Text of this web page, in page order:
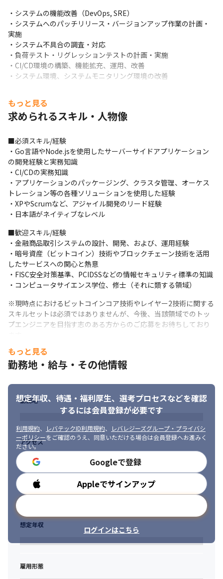
・システムの機能改善（DevOps, SRE）
・システムへのパッチリリース・バージョンアップ作業の計画・
実施
・システム不具合の調査・対応
・負荷テスト・リグレッションテストの計画・実施
・CI/CD環境の構築、機能拡充、運用、改善
・システム環境、システムモニタリング環境の改善
親会社デジタルガレージとの連携はもちろんのこと、テック系ス
タートアップや大学等の研究機関との協力で発足した「DG
ロジーを生かした事業開発を行っています。ちなみに、DG Labに
は、世界で数十名しかいないBitcoin Core Contributorが複数名
在籍しています。
もっと見る
求められるスキル・人物像
■必須スキル/経験
・Go言語やNode.jsを使用したサーバーサイドアプリケーション
の開発経験と実務知識
・CI/CDの実務知識
・アプリケーションのパッケージング、クラスタ管理、オーケス
トレーション等の各種ソリューションを使用した経験
・XPやScrumなど、アジャイル開発のリード経験
・日本語がネイティブなレベル
■歓迎スキル/経験
・金融商品取引システムの設計、開発、および、運用経験
・暗号資産（ビットコイン）技術やブロックチェーン技術を活用
したサービスへの関心と熱意
・FISC安全対策基準、PCIDSSなどの情報セキュリティ標準の知識
・コンピュータサイエンス学位、修士（それに類する領域）
※現時点におけるビットコインコア技術やレイヤー2技術に関する
スキルセットは必須ではありませんが、今後、当該領域でのトッ
プエンジニアを目指す志のある方からのご応募をお待ちしており
■求められる人物像
・テクノロジーやエンジニアリングを極めたいという意志がある
・新しい技術領域やビジネス領域に興味を持って、追求していけ
る方
もっと見る
勤務地・給与・その他情報
想定年収、待遇・福利厚生、 選考プロセスなどを確認
するには会員登録が必要です
利用規約、 レバテックID利用規約、
レバレジーズグループ・プライバシ
ーポリシーをご確認のうえ、同意いただける場合は会員登録へお進みく
ださい。
Googleで登録
Appleでサインアップ
ログインはこちら
勤務地
アクセス
勤務時間
想定年収
雇用形態